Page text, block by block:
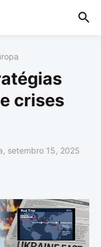
crises
setembro 15, 2025